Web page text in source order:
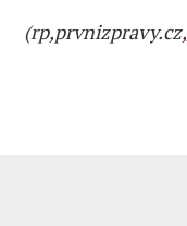
(rp,prvnizpravy.cz,